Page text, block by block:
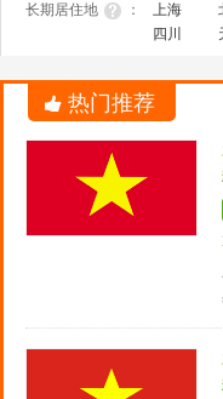
长期居住地 ： 上海
四川
热门推荐